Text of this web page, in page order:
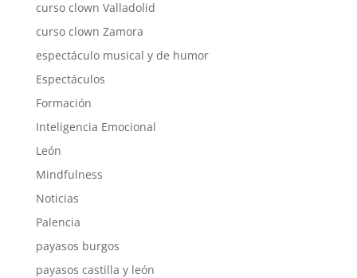
curso clown Valladolid
curso clown Zamora
espectáculo musical y de humor
Espectáculos
Formación
Inteligencia Emocional
León
Mindfulness
Noticias
Palencia
payasos burgos
payasos castilla y león